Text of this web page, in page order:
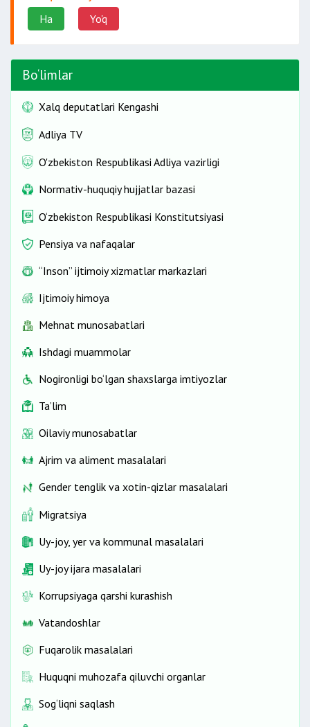
Ha Yo'q
Bo‘limlar
Xalq deputatlari Kengashi
Adliya TV
O'zbekiston Respublikasi Adliya vazirligi
Normativ-huquqiy hujjatlar bazasi
O‘zbekiston Respublikasi Konstitutsiyasi
Pensiya va nafaqalar
“Inson” ijtimoiy xizmatlar markazlari
Ijtimoiy himoya
Mehnat munosabatlari
Ishdagi muammolar
Nogironligi bo‘lgan shaxslarga imtiyozlar
Ta’lim
Oilaviy munosabatlar
Ajrim va aliment masalalari
Gender tenglik va xotin-qizlar masalalari
Migratsiya
Uy-joy, yer va kommunal masalalari
Uy-joy ijara masalalari
Korrupsiyaga qarshi kurashish
Vatandoshlar
Fuqarolik masalalari
Huquqni muhozafa qiluvchi organlar
Sog‘liqni saqlash